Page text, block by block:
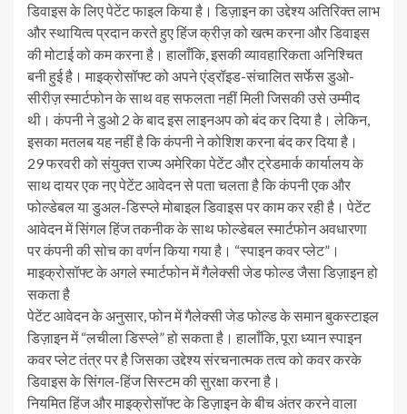
डिवाइस के लिए पेटेंट फाइल किया है। डिज़ाइन का उद्देश्य अतिरिक्त लाभ
और स्थायित्व प्रदान करते हुए हिंज क्रीज़ को खत्म करना और डिवाइस
की मोटाई को कम करना है। हालाँकि, इसकी व्यावहारिकता अनिश्चित
बनी हुई है। माइक्रोसॉफ्ट को अपने एंड्रॉइड-संचालित सर्फेस डुओ-
सीरीज़ स्मार्टफोन के साथ वह सफलता नहीं मिली जिसकी उसे उम्मीद
थी। कंपनी ने डुओ 2 के बाद इस लाइनअप को बंद कर दिया है। लेकिन,
इसका मतलब यह नहीं है कि कंपनी ने कोशिश करना बंद कर दिया है।
29 फरवरी को संयुक्त राज्य अमेरिका पेटेंट और ट्रेडमार्क कार्यालय के
साथ दायर एक नए पेटेंट आवेदन से पता चलता है कि कंपनी एक और
फोल्डेबल या डुअल-डिस्प्ले मोबाइल डिवाइस पर काम कर रही है। पेटेंट
आवेदन में सिंगल हिंज तकनीक के साथ फोल्डेबल स्मार्टफोन अवधारणा
पर कंपनी की सोच का वर्णन किया गया है। “स्पाइन कवर प्लेट”।
माइक्रोसॉफ्ट के अगले स्मार्टफोन में गैलेक्सी जेड फोल्ड जैसा डिज़ाइन हो
सकता है
पेटेंट आवेदन के अनुसार, फोन में गैलेक्सी जेड फोल्ड के समान बुकस्टाइल
डिज़ाइन में “लचीला डिस्प्ले” हो सकता है। हालाँकि, पूरा ध्यान स्पाइन
कवर प्लेट तंत्र पर है जिसका उद्देश्य संरचनात्मक तत्व को कवर करके
डिवाइस के सिंगल-हिंज सिस्टम की सुरक्षा करना है।
नियमित हिंज और माइक्रोसॉफ्ट के डिज़ाइन के बीच अंतर करने वाला